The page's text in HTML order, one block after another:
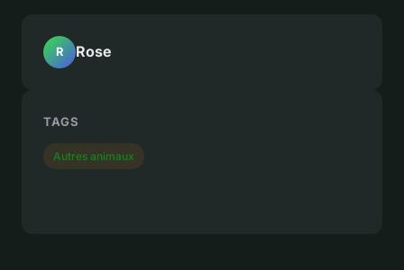
R Rose
TAGS
Autres animaux